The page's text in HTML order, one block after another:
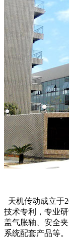
天机传动成立于
技术专利，专业
盖气胀轴、安全
系统配套产品等。